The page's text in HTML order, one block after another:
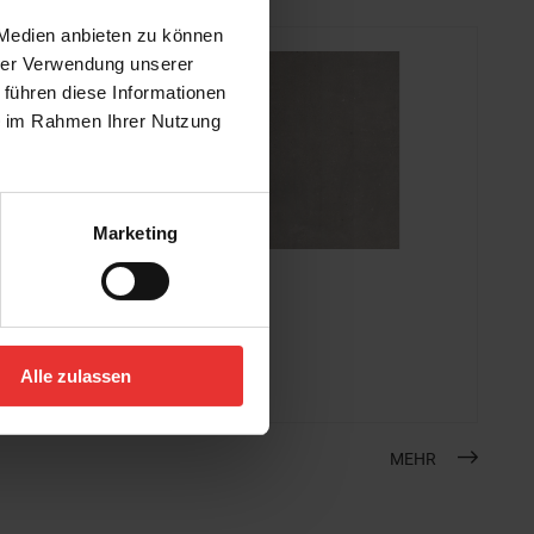
anbieten zu können
Verwendung unserer
diese Informationen
Rahmen Ihrer Nutzung
Marketing
Alle zulassen
KERMOS
Flakestone
MEHR